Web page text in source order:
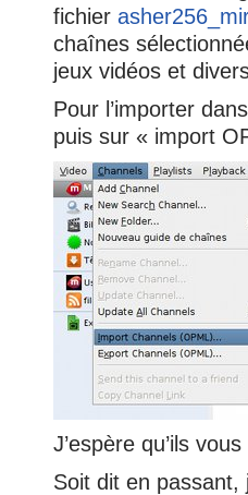
fichier
chaînes
jeux vidéos et
Pour l’importer
puis sur « import
J’espère qu’ils
Soit dit en passant,